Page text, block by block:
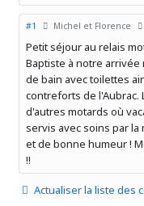
#1 Michel et Florence
Petit séjour au relais
Baptiste à notre arrivée
de bain avec toilettes
contreforts de l'Aubrac.
d'autres motards où
servis avec soins par
et de bonne humeur !
!!
Actualiser la liste des